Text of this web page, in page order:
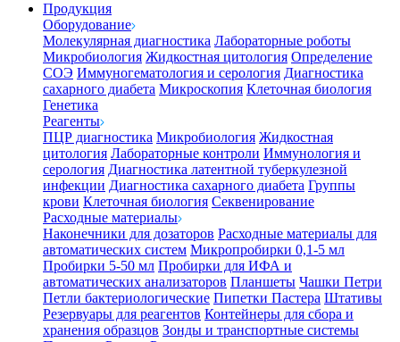
Продукция
Оборудование
Молекулярная диагностика Лабораторные роботы
Микробиология Жидкостная цитология Определение
СОЭ Иммуногематология и серология Диагностика
сахарного диабета Микроскопия Клеточная биология
Генетика
Реагенты
ПЦР диагностика Микробиология Жидкостная
цитология Лабораторные контроли Иммунология и
серология Диагностика латентной туберкулезной
инфекции Диагностика сахарного диабета Группы
крови Клеточная биология Секвенирование
Расходные материалы
Наконечники для дозаторов Расходные материалы для
автоматических систем Микропробирки 0,1-5 мл
Пробирки 5-50 мл Пробирки для ИФА и
автоматических анализаторов Планшеты Чашки Петри
Петли бактериологические Пипетки Пастера Штативы
Резервуары для реагентов Контейнеры для сбора и
хранения образцов Зонды и транспортные системы